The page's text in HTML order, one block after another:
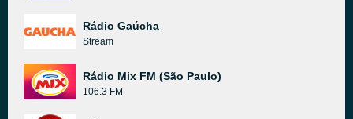
Rádio Gaúcha
Stream
Rádio Mix FM (São Paulo)
106.3 FM